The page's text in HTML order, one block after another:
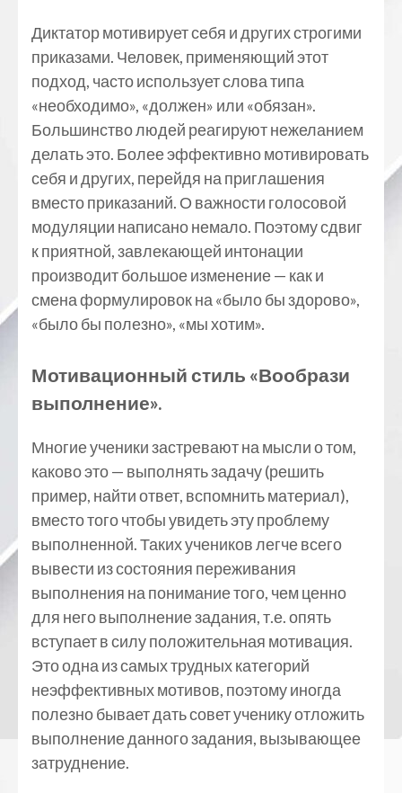
Диктатор мотивирует себя и других строгими
приказами. Человек, применяющий этот
подход, часто использует слова типа
«необходимо», «должен» или «обязан».
Большинство людей реагируют нежеланием
делать это. Более эффективно мотивировать
себя и других, перейдя на приглашения
вместо приказаний. О важности голосовой
модуляции написано немало. Поэтому сдвиг
к приятной, завлекающей интонации
производит большое изменение — как и
смена формулировок на «было бы здорово»,
«было бы полезно», «мы хотим».
Мотивационный стиль «Вообрази
выполнение».
Многие ученики застревают на мысли о том,
каково это — выполнять задачу (решить
пример, найти ответ, вспомнить материал),
вместо того чтобы увидеть эту проблему
выполненной. Таких учеников легче всего
вывести из состояния переживания
выполнения на понимание того, чем ценно
для него выполнение задания, т.е. опять
вступает в силу положительная мотивация.
Это одна из самых трудных категорий
неэффективных мотивов, поэтому иногда
полезно бывает дать совет ученику отложить
выполнение данного задания, вызывающее
затруднение.